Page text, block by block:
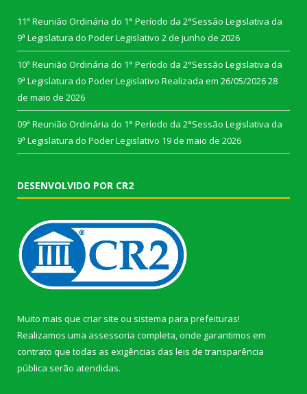
11ª Reunião Ordinária do 1° Período da 2°Sessão Legislativa da
9ª Legislatura do Poder Legislativo 2 de junho de 2026
10ª Reunião Ordinária do 1° Período da 2°Sessão Legislativa da
9ª Legislatura do Poder Legislativo Realizada em 26/05/202628
de maio de 2026
09ª Reunião Ordinária do 1° Período da 2°Sessão Legislativa da
9ª Legislatura do Poder Legislativo 19 de maio de 2026
DESENVOLVIDO POR CR2
Muito mais que criar site ou sistema para prefeituras!
Realizamos uma assessoria completa, onde garantimos em
contrato que todas as exigências das leis de transparência
pública serão atendidas.